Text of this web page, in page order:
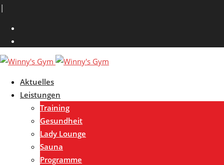
|
Aktuelles
Leistungen
Training
Gesundheit
Lady Lounge
Sauna
Programme